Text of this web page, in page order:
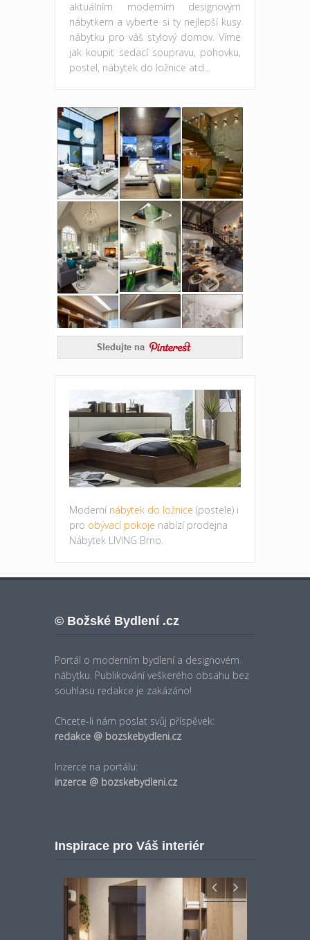
aktuálním moderním designovým
nábytkem a vyberte si ty nejlepší kusy
nábytku pro váš stylový domov. Víme
jak koupit sedací soupravu, pohovku,
postel, nábytek do ložnice atd...
Moderní nábytek do ložnice (postele) i
pro obývací pokoje nabízí prodejna
Nábytek LIVING Brno.
© Božské Bydlení .cz
Portál o moderním bydlení a designovém
nábytku. Publikování veškerého obsahu bez
souhlasu redakce je zakázáno!
Chcete-li nám poslat svůj příspěvek:
redakce @ bozskebydleni.cz
Inzerce na portálu:
inzerce @ bozskebydleni.cz
Inspirace pro Váš interiér